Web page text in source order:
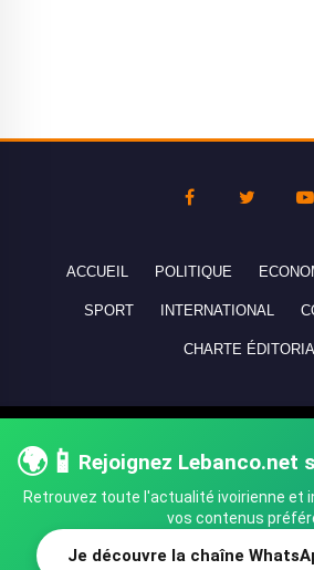
🌍📱 Rejoignez Lebanco.net
Retrouvez toute l'actualité ivoirienne et
vos contenus
Je découvre la chaîne
ACCUEIL POLITIQUE
SPORT INTERNATIONAL
CHARTE
réservés - All rights